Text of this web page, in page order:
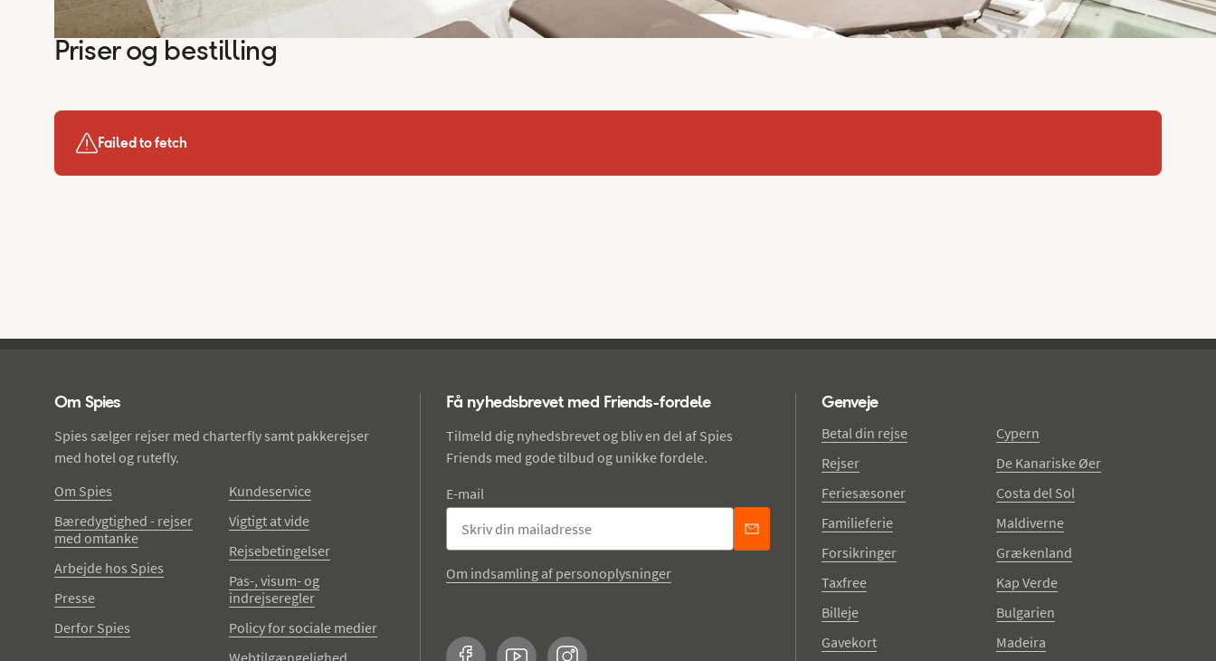
Priser og bestilling
Failed to fetch
Om Spies
Spies sælger rejser med charterfly samt pakkerejser
med hotel og rutefly.
Om Spies
Bæredygtighed - rejser
med omtanke
Arbejde hos Spies
Presse
Derfor Spies
Kundeservice
Vigtigt at vide
Rejsebetingelser
Pas-, visum- og
indrejseregler
Policy for sociale medier
Webtilgængelighed
Få nyhedsbrevet med Friends-fordele
Tilmeld dig nyhedsbrevet og bliv en del af Spies
Friends med gode tilbud og unikke fordele.
E-mail
Om indsamling af personoplysninger
Genveje
Betal din rejse
Rejser
Feriesæsoner
Familieferie
Forsikringer
Taxfree
Billeje
Gavekort
Cypern
De Kanariske Øer
Costa del Sol
Maldiverne
Grækenland
Kap Verde
Bulgarien
Madeira